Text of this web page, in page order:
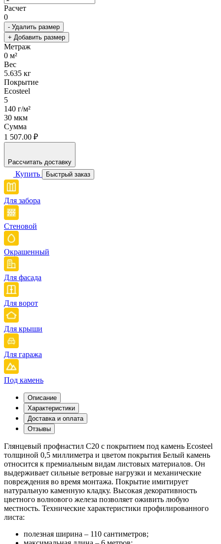
Расчет
0
- Удалить размер
+ Добавить размер
Метраж
0 м²
Вес
5.635 кг
Покрытие
Ecosteel
5
140 г/м²
30 мкм
Сумма
1 507.00 ₽
Рассчитать доставку
Купить Быстрый заказ
Для забора
Стеновой
Окрашенный
Для фасада
Для ворот
Для крыши
Для гаража
Под камень
Описание
Характеристики
Доставка и оплата
Отзывы
Глянцевый профнастил С20 с покрытием под камень Ecosteel
толщиной 0,5 миллиметра и цветом покрытия Белый камень
относится к премиальным видам листовых материалов. Он
выдерживает сильные ветровые нагрузки и механические
повреждения во время монтажа. Покрытие имитирует
натуральную каменную кладку. Высокая декоративность
цветного волнового железа позволяет оживить любую
местность. Технические характеристики профилированного
листа:
полезная ширина – 110 сантиметров;